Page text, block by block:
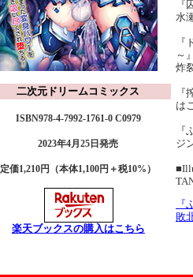
二次元ドリームコミックス
ISBN978-4-7992-1761-0 C0979
2023年4月25日発売
定価1,210円（本体1,100円＋税10%）
楽天ブックスの購入はこちら
水
～
炸
は
ジ
敗